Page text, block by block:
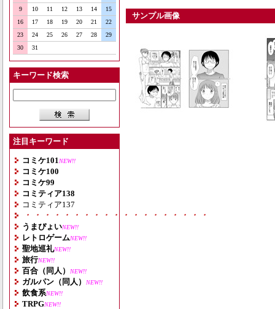
9
10 11 12 13 14
15
16
17 18 19 20 21
22
23
24 25 26 27 28
29
30
31
キーワード検索
注目キーワード
コミケ101 NEW!!
コミケ100
コミケ99
コミティア138
コミティア137
・・・・・・・・・・・・・・・・・・・
うまぴょいNEW!!
レトロゲームNEW!!
聖地巡礼NEW!!
旅行NEW!!
百合（同人） NEW!!
ガルパン（同人） NEW!!
飲食系NEW!!
TRPGNEW!!
サンプル画像